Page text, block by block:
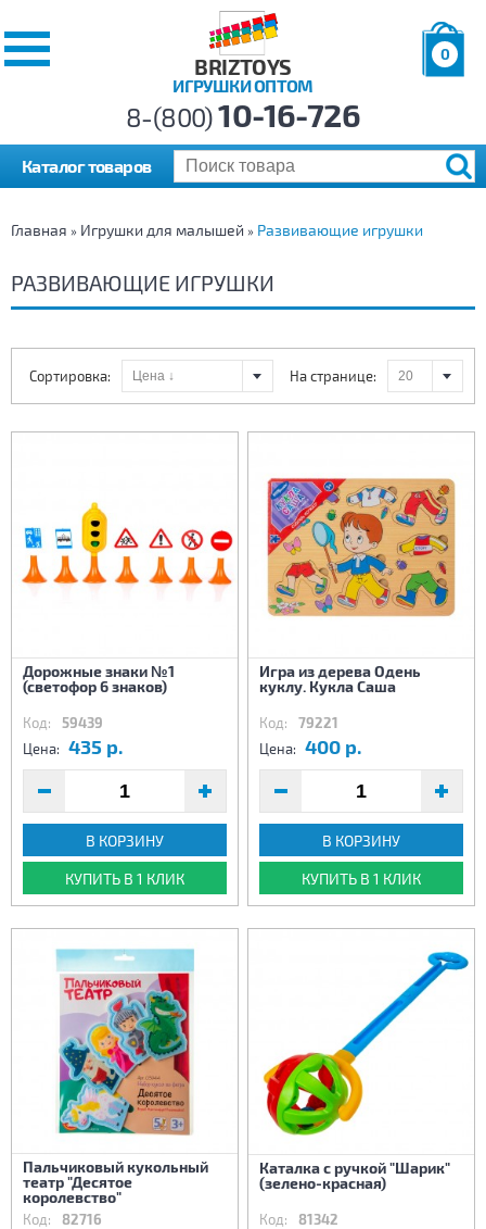
BRIZTOYS
ИГРУШКИ ОПТОМ
0
р.
8-(800)10-16-726
Каталог товаров
Главная » Игрушки для малышей » Развивающие игрушки
РАЗВИВАЮЩИЕ ИГРУШКИ
На странице:
Сортировка:
Дорожные знаки №1
(светофор 6 знаков)
Код: 59439
Цена: 435 р.
В КОРЗИНУ
КУПИТЬ В 1 КЛИК
Игра из дерева Одень
куклу. Кукла Саша
Код: 79221
Цена: 400 р.
В КОРЗИНУ
КУПИТЬ В 1 КЛИК
Пальчиковый кукольный
театр "Десятое
королевство"
Код: 82716
Каталка с ручкой "Шарик"
(зелено-красная)
Код: 81342